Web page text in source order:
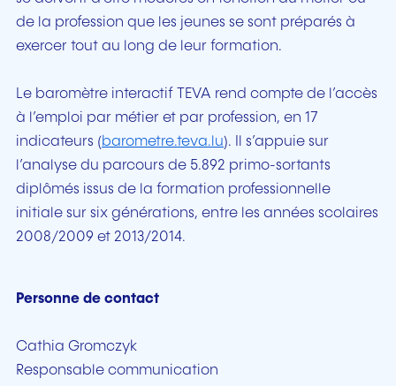
de la profession que les jeunes se sont préparés à
exercer tout au long de leur formation.
Le baromètre interactif TEVA rend compte de l’accès
à l’emploi par métier et par profession, en 17
indicateurs (barometre.teva.lu). Il s’appuie sur
l’analyse du parcours de 5.892 primo-sortants
diplômés issus de la formation professionnelle
initiale sur six générations, entre les années scolaires
2008/2009 et 2013/2014.
Personne de contact
Cathia Gromczyk
Responsable communication